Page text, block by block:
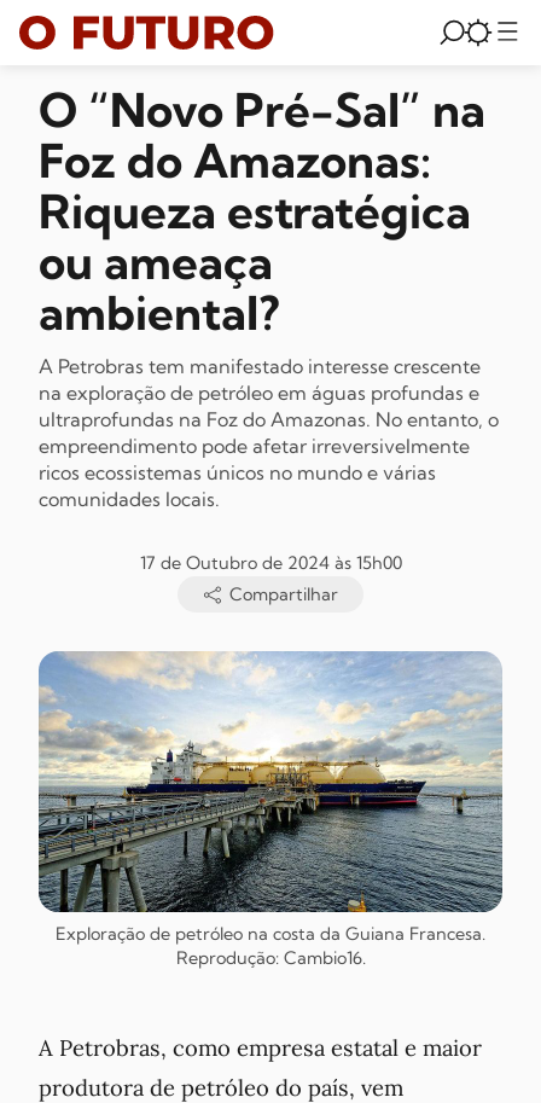
O “Novo Pré-Sal” na
Foz do Amazonas:
Riqueza estratégica
ou ameaça
ambiental?
A Petrobras tem manifestado interesse crescente
na exploração de petróleo em águas profundas e
ultraprofundas na Foz do Amazonas. No entanto, o
empreendimento pode afetar irreversivelmente
ricos ecossistemas únicos no mundo e várias
comunidades locais.
17 de Outubro de 2024 às 15h00
Compartilhar
Exploração de petróleo na costa da Guiana Francesa.
Reprodução: Cambio16.
A Petrobras, como empresa estatal e maior
produtora de petróleo do país, vem